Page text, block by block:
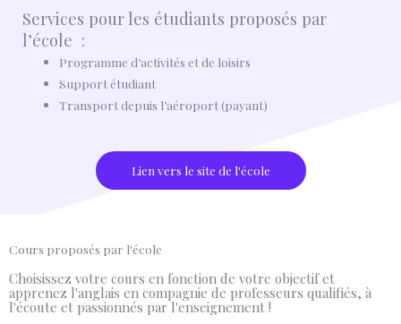
Services pour les étudiants proposés par
l’école :
Programme d’activités et de loisirs
Support étudiant
Transport depuis l’aéroport (payant)
Lien vers le site de l'école
Cours proposés par l'école
Choisissez votre cours en fonction de votre objectif et
apprenez l'anglais en compagnie de professeurs qualifiés, à
l'écoute et passionnés par l'enseignement !